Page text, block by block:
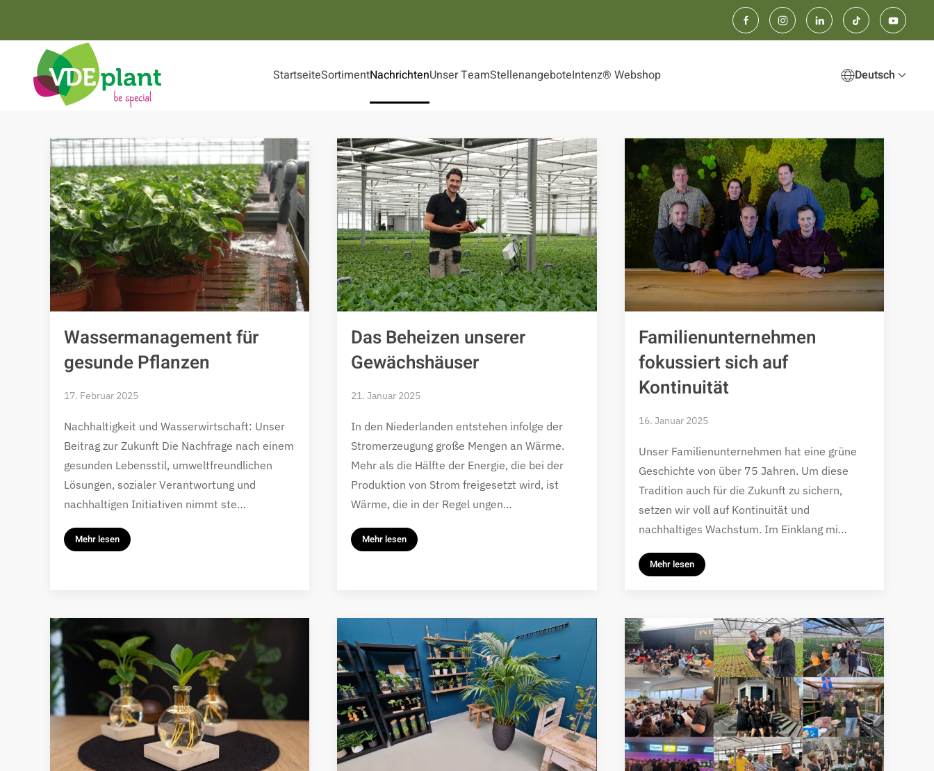
Zum Hauptinhalt springen
StartseiteSortimentNachrichtenUnser TeamStellenangeboteIntenz® Webshop Deutsch
Wassermanagement für
gesunde Pflanzen
17. Februar 2025
Nachhaltigkeit und Wasserwirtschaft: Unser
Beitrag zur Zukunft Die Nachfrage nach einem
gesunden Lebensstil, umweltfreundlichen
Lösungen, sozialer Verantwortung und
nachhaltigen Initiativen nimmt ste…
Mehr lesen
Das Beheizen unserer
Gewächshäuser
21. Januar 2025
In den Niederlanden entstehen infolge der
Stromerzeugung große Mengen an Wärme.
Mehr als die Hälfte der Energie, die bei der
Produktion von Strom freigesetzt wird, ist
Wärme, die in der Regel ungen…
Mehr lesen
Familienunternehmen
fokussiert sich auf
Kontinuität
16. Januar 2025
Unser Familienunternehmen hat eine grüne
Geschichte von über 75 Jahren. Um diese
Tradition auch für die Zukunft zu sichern,
setzen wir voll auf Kontinuität und
nachhaltiges Wachstum. Im Einklang mi…
Mehr lesen